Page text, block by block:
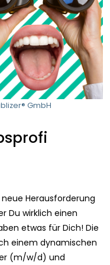
GmbH
Herausforderung
Du wirklich einen
etwas für Dich! Die
einem dynamischen
(m/w/d) und